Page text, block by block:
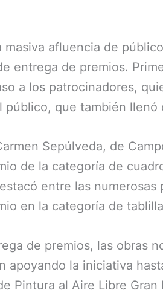
masiva afluencia de
entrega de premios.
a los patrocinadores,
público, que también
Sepúlveda, de
de la categoría de
entre las
en la categoría de
de premios, las obras
apoyando la iniciativa
Pintura al Aire Libre